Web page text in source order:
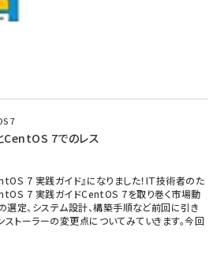
7
CentOS 7でのレス
7 実践ガイド』になりました！IT技術者のた
7 実践ガイドCentOS 7を取り巻く市場動
選定、システム設計、構築手順など前回に引き
トーラーの変更点についてみていきます。今回